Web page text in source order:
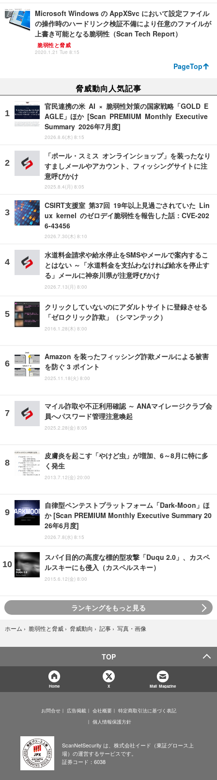
Microsoft Windows の AppXSvc において設定ファイル
の操作時のハードリンク検証不備により任意のファイルが
上書き可能となる脆弱性（Scan Tech Report）
脆弱性と脅威
2020.1.21 Tue 8:15
PageTop
脅威動向人気記事
官民連携の米 AI × 脆弱性対策の国家戦略「GOLD E
AGLE」ほか [Scan PREMIUM Monthly Executive
Summary 2026年7月度]
2026.8.6(木) 8:15
「ポール・スミス オンラインショップ」を装ったなり
すましメールやアカウント、フィッシングサイトに注
意呼びかけ
2025.8.4(月) 8:05
CSIRT支援室 第37回 19年以上見過ごされていた Lin
ux kernel のゼロデイ脆弱性を報告した話：CVE-202
6-43456
2026.7.30(木) 8:10
水道料金請求や給水停止をSMSやメールで案内するこ
とはない ～「水道料金を支払わなければ給水を停止す
る」メールに神奈川県が注意呼びかけ
2026.7.13(月) 8:00
クリックしていないのにアダルトサイトに登録させる
「ゼロクリック詐欺」（シマンテック）
2016.1.28(木) 8:00
Amazon を装ったフィッシング詐欺メールによる被害
を防ぐ 3 ポイント
2025.11.18(火) 8:00
マイル詐取や不正利用確認 ～ ANAマイレージクラブ会
員へパスワード管理注意喚起
2025.2.28(金) 8:05
皮膚炎を起こす「やけど虫」が増加、6～8月に特に多
く発生
2013.7.12(金) 20:00
自律型ペンテストプラットフォーム「Dark-Moon」ほ
か [Scan PREMIUM Monthly Executive Summary 20
26年6月度]
2026.7.8(水) 8:15
スパイ目的の高度な標的型攻撃「Duqu 2.0」、カスペ
ルスキーにも侵入（カスペルスキー）
2015.6.12(金) 8:00
ランキングをもっと見る
ホーム › 脆弱性と脅威 › 脅威動向 › 記事 › 写真・画像
TOP
Home X Mail Magazine
お問合せ 広告掲載 会社概要
特定商取引法に基づく表記
個人情報保護方針
ScanNetSecurity は、株式会社イード（東証グロース上
場）の運営するサービスです。
証券コード：6038